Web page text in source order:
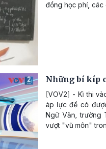
đồng học phí, các
Những bí kíp
[VOV2] - Kì thi
áp lực để có
Ngữ Văn, trường
vượt "vũ môn"